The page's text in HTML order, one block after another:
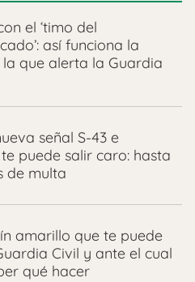
el ‘timo del
así funciona la
que alerta la Guardia
señal S-43 e
puede salir caro: hasta
de multa
amarillo que te puede
Civil y ante el cual
qué hacer